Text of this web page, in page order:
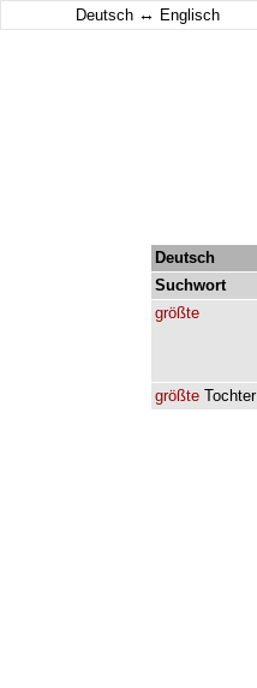
Deutsch ↔ Englisch
Deutsch
Suchwort
größte
größte Tochter